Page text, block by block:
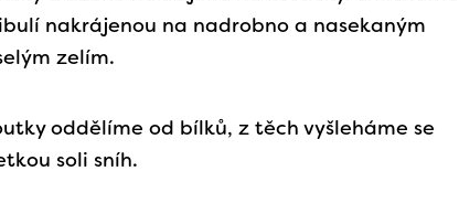
nakrájenou na nadrobno a nasekaným
zelím.
oddělíme od bílků, z těch vyšleháme se
soli sníh.